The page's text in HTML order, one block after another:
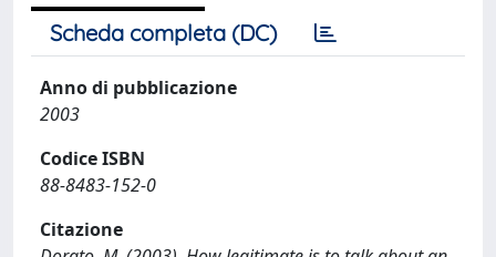
Scheda completa (DC)
Anno di pubblicazione
2003
Codice ISBN
88-8483-152-0
Citazione